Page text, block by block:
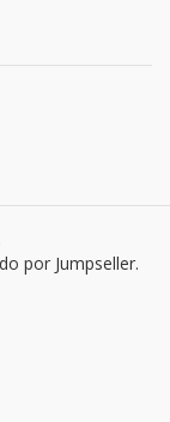
por Jumpseller.